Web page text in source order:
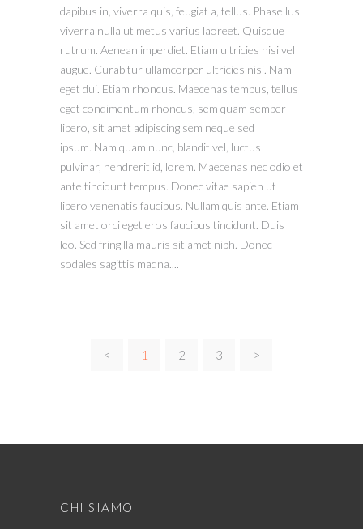
dapibus in, viverra quis, feugiat a, tellus. Phasellus
viverra nulla ut metus varius laoreet. Quisque
rutrum. Aenean imperdiet. Etiam ultricies nisi vel
augue. Curabitur ullamcorper ultricies nisi. Nam
eget dui. Etiam rhoncus. Maecenas tempus, tellus
eget condimentum rhoncus, sem quam semper
libero, sit amet adipiscing sem neque sed
ipsum. Nam quam nunc, blandit vel, luctus
pulvinar, hendrerit id, lorem. Maecenas nec odio et
ante tincidunt tempus. Donec vitae sapien ut
libero venenatis faucibus. Nullam quis ante. Etiam
sit amet orci eget eros faucibus tincidunt. Duis
leo. Sed fringilla mauris sit amet nibh. Donec
sodales sagittis maqna....
< 1 2 3 >
CHI SIAMO